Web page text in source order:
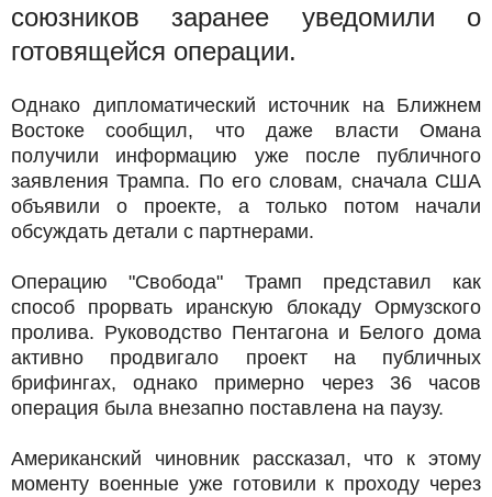
союзников заранее уведомили о
готовящейся операции.
Однако дипломатический источник на Ближнем
Востоке сообщил, что даже власти Омана
получили информацию уже после публичного
заявления Трампа. По его словам, сначала США
объявили о проекте, а только потом начали
обсуждать детали с партнерами.
Операцию "Свобода" Трамп представил как
способ прорвать иранскую блокаду Ормузского
пролива. Руководство Пентагона и Белого дома
активно продвигало проект на публичных
брифингах, однако примерно через 36 часов
операция была внезапно поставлена на паузу.
Американский чиновник рассказал, что к этому
моменту военные уже готовили к проходу через